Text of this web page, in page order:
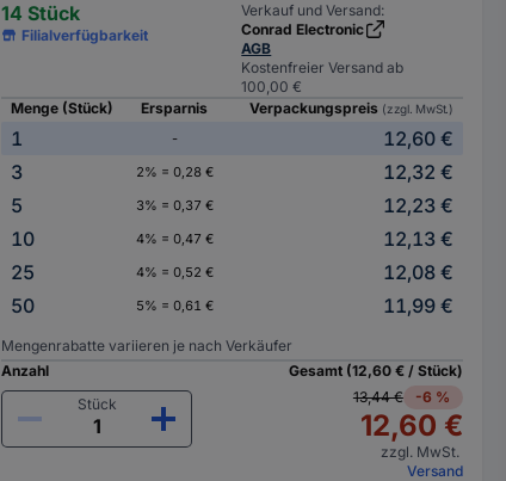
14 Stück
Filialverfügbarkeit
Verkauf und Versand:
Conrad Electronic
AGB
Kostenfreier Versand ab
100,00 €
Menge (Stück)
Ersparnis Verpackungspreis (zzgl. MwSt.)
1 -
12,60 €
3
2% = 0,28 €
12,32 €
5
3% = 0,37 €
12,23 €
10
4% = 0,47 €
12,13 €
25
4% = 0,52 €
12,08 €
50
5% = 0,61 € 11,99 €
Mengenrabatte variieren je nach Verkäufer
Anzahl
Stück
Gesamt (12,60 € / Stück)
13,44 €
-6 %
12,60 €
zzgl. MwSt.
Versand